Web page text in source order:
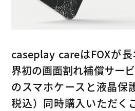
caseplay careはFOXが
界初の画面割れ補償サー
のスマホケースと液晶保
税込）同時購入いただく